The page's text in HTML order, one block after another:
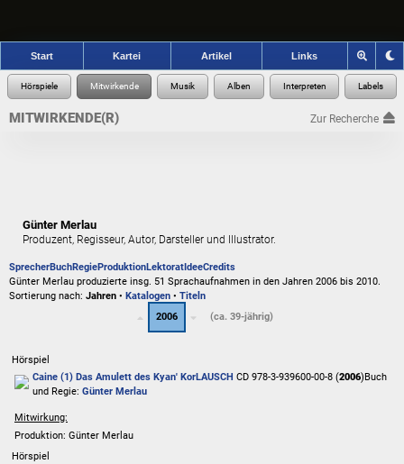
Start Kartei Artikel Links
MITWIRKENDE(R) Zur Recherche
Günter Merlau
Produzent, Regisseur, Autor, Darsteller und Illustrator.
SprecherBuchRegieProduktionLektoratIdeeCredits
Günter Merlau produzierte insg. 51 Sprachaufnahmen in den Jahren 2006 bis 2010.
Sortierung nach: Jahren • Katalogen • Titeln
2006
(ca. 39-jährig)
Hörspiel
Caine (1) Das Amulett des Kyan' KorLAUSCH CD 978-3-939600-00-8 (2006)Buch
und Regie: Günter Merlau
Mitwirkung:
Produktion: Günter Merlau
Hörspiel